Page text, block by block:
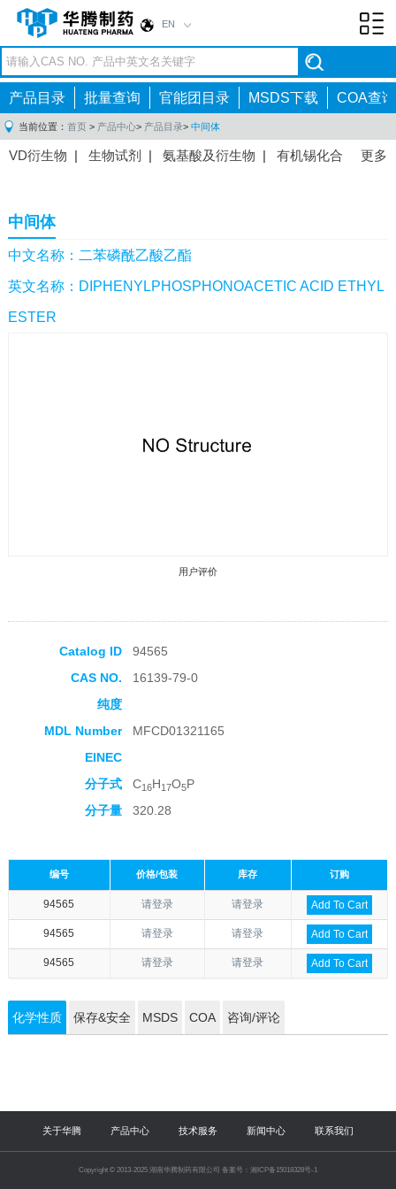
EN
产品目录 批量查询 官能团目录 MSDS下载 COA查询
当前位置： 首页 > 产品中心> 产品目录> 中间体
更多
VD衍生物 | 生物试剂 | 氨基酸及衍生物 | 有机锡化合
间体|
感染药物中间体
体 |抗精神病药物中间体|抗炎药物中间体
药中间体|其他原料药中间体|
中间体
中文名称：二苯磷酰乙酸乙酯
英文名称：DIPHENYLPHOSPHONOACETIC ACID ETHYL
ESTER
用户评价
Catalog ID
94565
CAS NO.
16139-79-0
纯度
MDL Number
MFCD01321165
EINEC
分子式
C16H17O5P
分子量
320.28
编号 价格/包装 库存 订购
94565 请登录 请登录 Add To Cart
94565 请登录 请登录 Add To Cart
94565 请登录 请登录 Add To Cart
化学性质 保存&安全 MSDS COA 咨询/评论
关于华腾 产品中心 技术服务 新闻中心 联系我们
Copyright © 2013-2025 湖南华腾制药有限公司 备案号：湘ICP备15018328号-1